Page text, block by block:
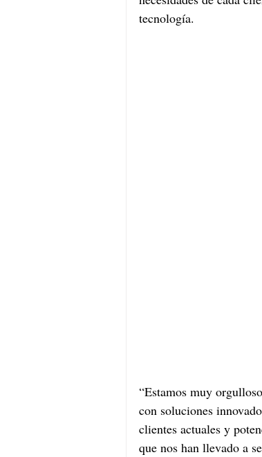
tecnología.
“Estamos muy
con soluciones
clientes actuales y
que nos han llevado a